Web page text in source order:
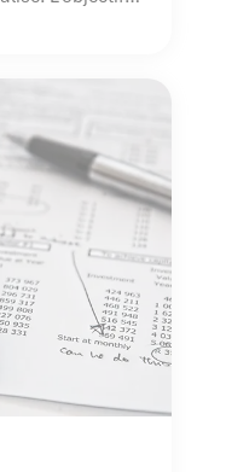
respectifs.